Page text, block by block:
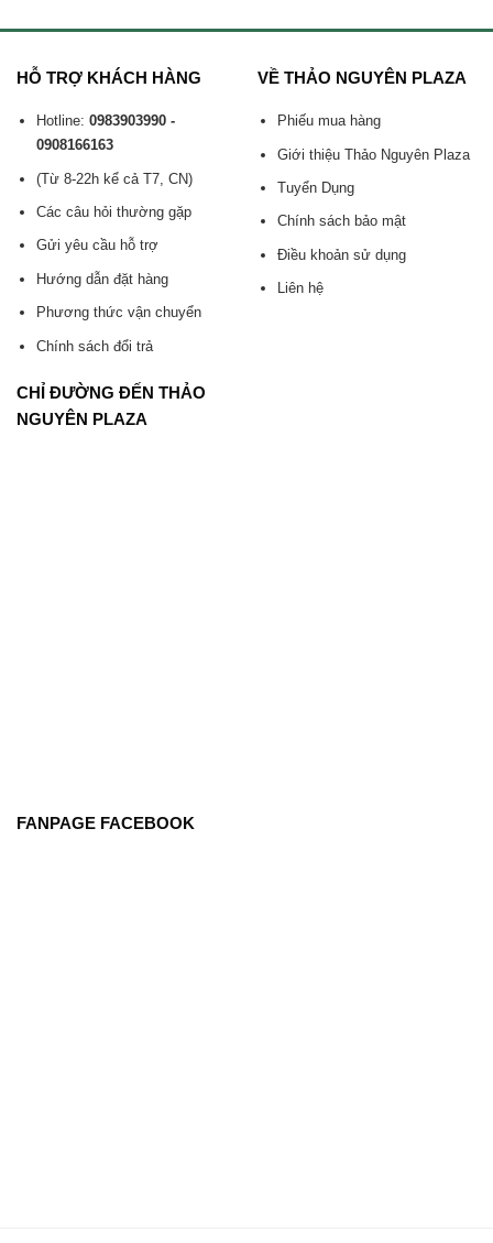
HỖ TRỢ KHÁCH HÀNG
Hotline: 0983903990 -
0908166163
(Từ 8-22h kể cả T7, CN)
Các câu hỏi thường gặp
Gửi yêu cầu hỗ trợ
Hướng dẫn đặt hàng
Phương thức vận chuyển
Chính sách đổi trả
VỀ THẢO NGUYÊN PLAZA
Phiếu mua hàng
Giới thiệu Thảo Nguyên Plaza
Tuyển Dụng
Chính sách bảo mật
Điều khoản sử dụng
Liên hệ
CHỈ ĐƯỜNG ĐẾN THẢO
NGUYÊN PLAZA
FANPAGE FACEBOOK